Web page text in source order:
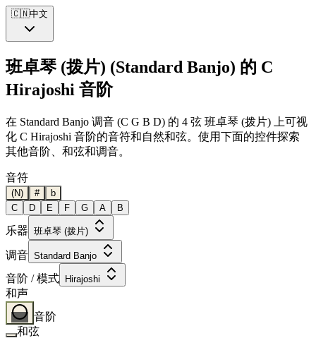
🇨🇳中文
班卓琴 (拨片) (Standard Banjo) 的 C
Hirajoshi 音阶
在 Standard Banjo 调音 (C G B D) 的 4 弦 班卓琴 (拨片) 上可视
化 C Hirajoshi 音阶的音符和自然和弦。使用下面的控件探索
其他音阶、和弦和调音。
音符
(N) #
b
C
D E F G A B
乐器 班卓琴 (拨片)
调音 Standard Banjo
音阶 / 模式 Hirajoshi
和声
音阶
和弦